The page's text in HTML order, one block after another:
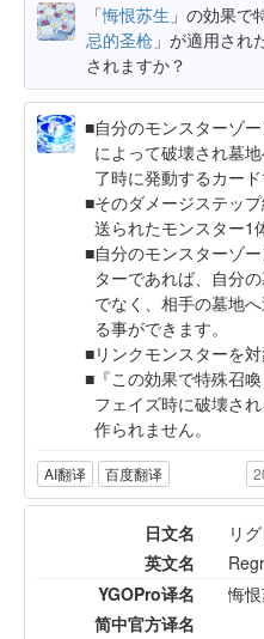
「悔恨苏生 」の効果で
忌的圣枪 」が適用され
されますか？
自分のモンスターゾ
によって破壊され墓
了時に発動するカード
そのダメージステッ
送られたモンスター1
自分のモンスターゾ
ターであれば、自分
でなく、相手の墓地
る事ができます。
リンクモンスターを
『この効果で特殊召
フェイズ時に破壊さ
作られません。
AI翻译 百度翻译
日文名
リ
英文名
YGOPro译名
悔
简中官方译名